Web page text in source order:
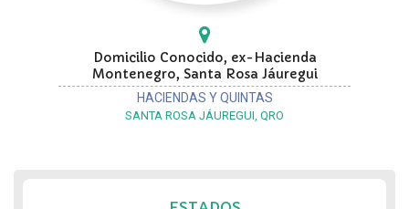
Domicilio Conocido, ex-Hacienda
Montenegro, Santa Rosa Jáuregui
HACIENDAS Y QUINTAS
SANTA ROSA JÁUREGUI, QRO